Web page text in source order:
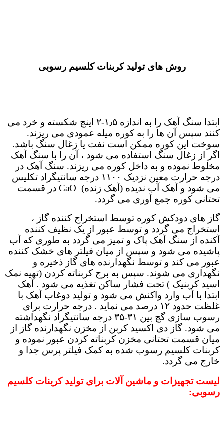
روش های تولید کربنات کلسیم رسوبی
ابتدا سنگ آهک را به اندازه ۱٫۵-۲ اینچ شکسته و خرد می
کنند سپس آن ها را به کوره میله عمودی می ریزند.
سوخت این کوره ممکن است نفت یا زغال سنگ باشد.
اگر از زغال سنگ استفاده می شود ، آن را با سنگ آهک
مخلوط نموده و به داخل کوره می ریزند. سنگ آهک در
درجه حرارت معین نزدیک ۱۱۰۰ درجه سانتیگراد تکلیس
می شود و آهک آب ندیده (آهک زنده) CaO در قسمت
تحتانی کوره جمع آوری می گردد.
گاز های دودکش کوره توسط استخراج کننده گاز ،
استخراج می گردد و توسط عبور از یک نظیف کننده
آکنده از سنگ آهک پاک و تمیز می گردد به طوری که آب
پاشیده می شود و سپس از میان فیلتر های خشک کننده
عبور می کند و توسط نگهدارنده های گاز ذخیره و
نگهداری می شوند. سپس به برج کربناته کردن (تهیه نمک
اسید کربنیک ) تحت فشار ساکن تغذیه می شود . آهک
ابتدا با آب وارد واکنش می شود و تولید دوغاب آهک با
غلظت حدود ۱۲ درصد می نماید . درجه حرارت برای
رسوب سازی گچ بین ۳۱-۳۵ درجه سانتیگراد نگهداشته
می شود. گاز دی اکسید کربن از مخزن نگهدارنده گاز از
میان قسمت تحتانی مخزن کربناته کردن عبور نموده و
کربنات کلسیم رسوب شده به کمک فیلتر پرس جدا و
خارج می گردد.
لیست تجهیزات و ماشین آلات برای تولید کربنات کلسیم
رسوبی: